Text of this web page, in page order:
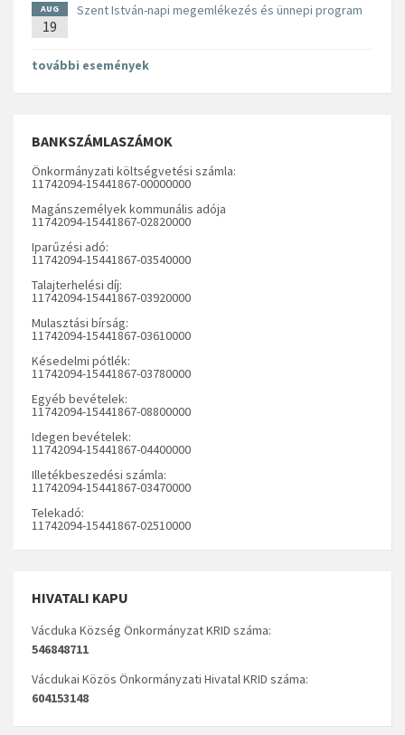
AUG
19
Szent István-napi megemlékezés és ünnepi program
további események
BANKSZÁMLASZÁMOK
Önkormányzati költségvetési számla:
11742094-15441867-00000000
Magánszemélyek kommunális adója
11742094-15441867-02820000
Iparűzési adó:
11742094-15441867-03540000
Talajterhelési díj:
11742094-15441867-03920000
Mulasztási bírság:
11742094-15441867-03610000
Késedelmi pótlék:
11742094-15441867-03780000
Egyéb bevételek:
11742094-15441867-08800000
Idegen bevételek:
11742094-15441867-04400000
Illetékbeszedési számla:
11742094-15441867-03470000
Telekadó:
11742094-15441867-02510000
HIVATALI KAPU
Vácduka Község Önkormányzat KRID száma:
546848711
Vácdukai Közös Önkormányzati Hivatal KRID száma:
604153148